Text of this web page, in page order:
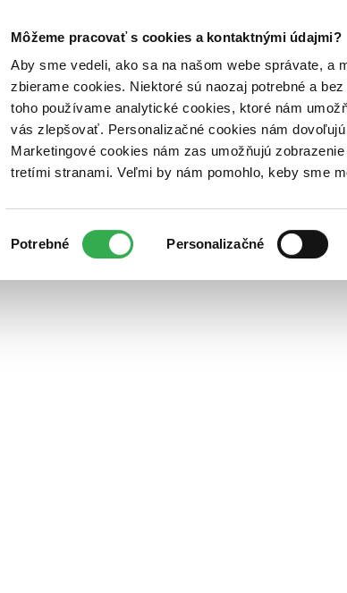
Môžeme pracovať s cookies a kontaktnými údajmi?
Aby sme vedeli, ako sa na našom webe správate, a
zbierame cookies. Niektoré sú naozaj potrebné a
toho používame analytické cookies, ktoré nám
vás zlepšovať. Personalizačné cookies nám
Marketingové cookies nám zas umožňujú
tretími stranami. Veľmi by nám pomohlo, keby sme
súhlasu
Potrebné Personalizačné
Poukážky Kontakt